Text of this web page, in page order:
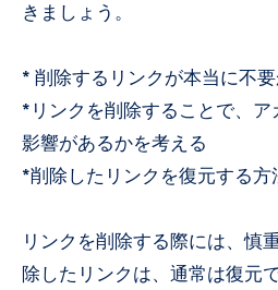
きましょう。
* 削除するリンクが本当に不
*リンクを削除することで、
影響があるかを考える
*削除したリンクを復元する方
リンクを削除する際には、慎
除したリンクは、通常は復元